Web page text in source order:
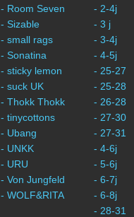
- Room Seven
- Sizable
- small rags
- Sonatina
- sticky lemon
- suck UK
- Thokk Thokk
- tinycottons
- Ubang
- UNKK
- URU
- Von Jungfeld
- WOLF&RITA
- 2-4j
- 3 j
- 3-4j
- 4-5j
- 25-27
- 25-28
- 26-28
- 27-30
- 27-31
- 4-6j
- 5-6j
- 6-7j
- 6-8j
- 28-31